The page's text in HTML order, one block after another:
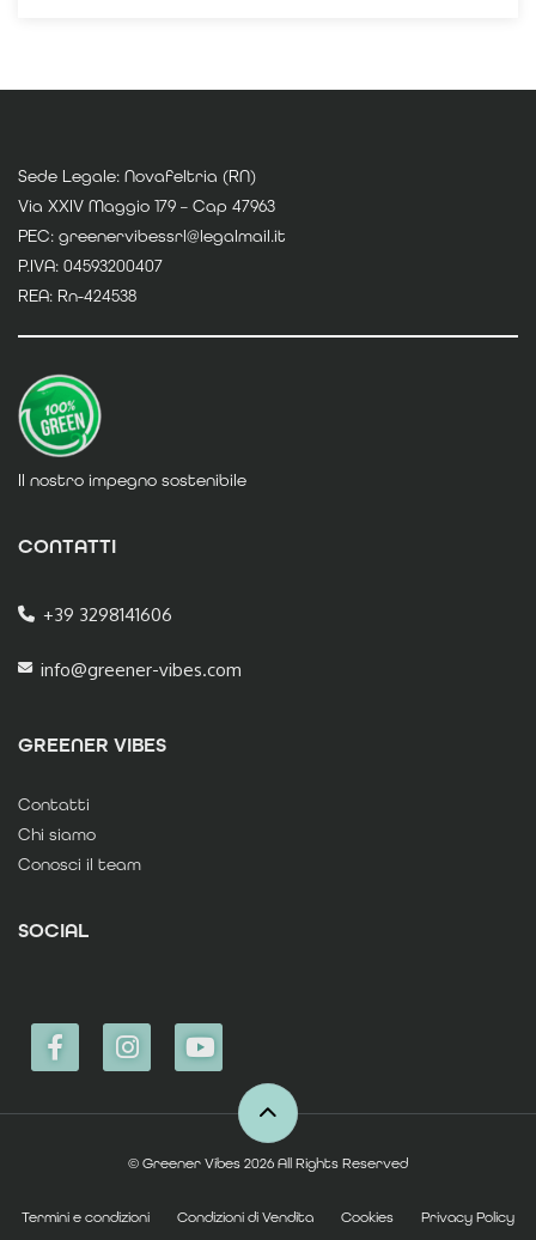
Sede Legale: Novafeltria (RN)
Via XXIV Maggio 179 – Cap 47963
PEC: greenervibessrl@legalmail.it
P.IVA: 04593200407
REA: Rn-424538
Il nostro impegno sostenibile
CONTATTI
+39 3298141606
info@greener-vibes.com
GREENER VIBES
Contatti
Chi siamo
Conosci il team
SOCIAL
© Greener Vibes 2026 All Rights Reserved
Termini e condizioni Condizioni di Vendita Cookies
Privacy Policy